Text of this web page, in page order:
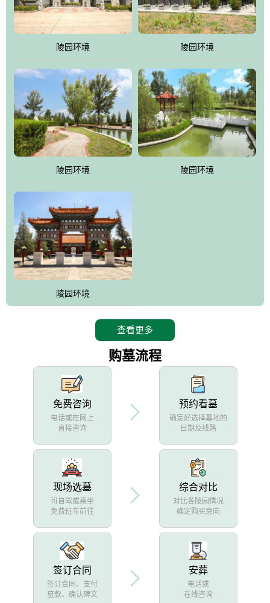
陵园环境 陵园环境
陵园环境 陵园环境
陵园环境
查看更多
购墓流程
免费咨询
电话或在网上
直接咨询
预约看墓
确定好选择墓地的
日期及线路
现场选墓
可自驾或乘坐
免费班车前往
综合对比
对比各陵园情况
确定购买意向
签订合同
签订合同、支付
墓款、确认碑文
安葬
电话或
在线咨询